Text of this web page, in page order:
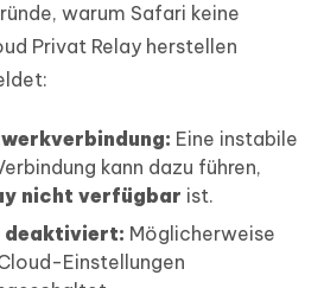
warum Safari keine
Privat Relay herstellen
Eine instabile
kann dazu führen,
nicht verfügbar ist.
deaktiviert: Möglicherweise
Einstellungen